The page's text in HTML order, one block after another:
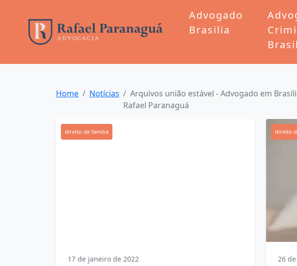
Advogado
Brasilia
Home Notícias
Arquivos união estável - Advogado em
Rafael Paranaguá
direito de familia
17 de janeiro de 2022
direito
26